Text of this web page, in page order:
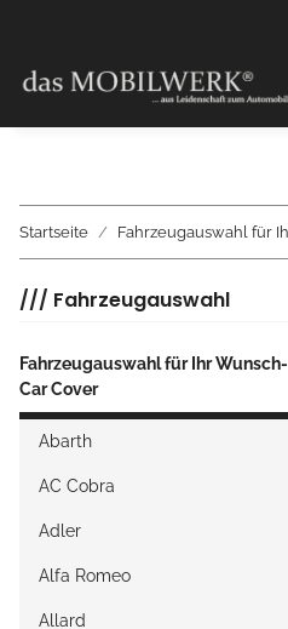
Startseite Fahrzeugauswahl für
/// Fahrzeugauswahl
Fahrzeugauswahl für Ihr Wunsch-
Car Cover
Abarth
AC Cobra
Adler
Alfa Romeo
Allard